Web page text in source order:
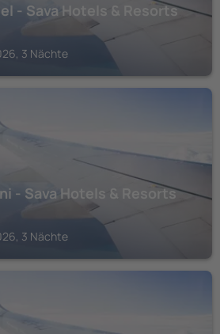
- Sava Hotels & Resorts
3 Nächte
- Sava Hotels & Resorts
3 Nächte